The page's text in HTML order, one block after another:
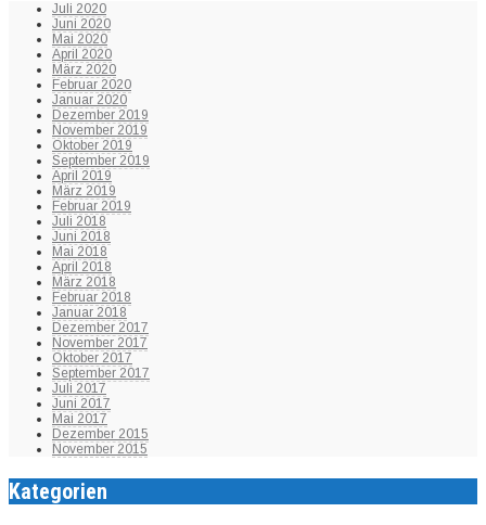
Juli 2020
Juni 2020
Mai 2020
April 2020
März 2020
Februar 2020
Januar 2020
Dezember 2019
November 2019
Oktober 2019
September 2019
April 2019
März 2019
Februar 2019
Juli 2018
Juni 2018
Mai 2018
April 2018
März 2018
Februar 2018
Januar 2018
Dezember 2017
November 2017
Oktober 2017
September 2017
Juli 2017
Juni 2017
Mai 2017
Dezember 2015
November 2015
Kategorien